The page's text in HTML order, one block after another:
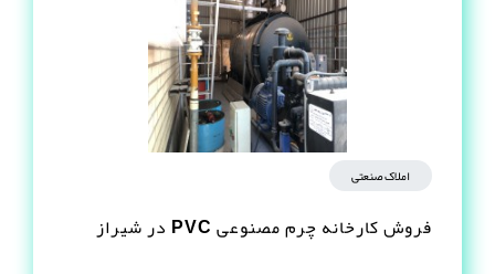
املاک صنعتی
فروش کارخانه چرم مصنوعى PVC در شیراز